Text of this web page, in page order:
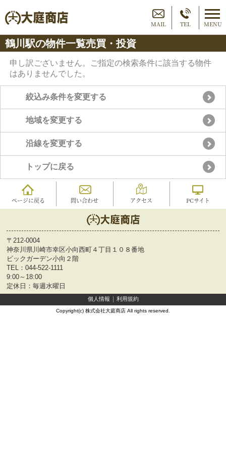
MAIL TEL MENU
鶴川駅の物件一覧売買・投資
申し訳ございません。ご指定の検索条件に該当する物件
はありませんでした。
絞込み条件を変更する
地域を変更する
沿線を変更する
トップに戻る
ページに戻る 問い合わせ アクセス PCサイト
〒212-0004
神奈川県川崎市幸区小向西町４丁目１０８番地
ビックガーデン小向２階
TEL： 044-522-1111
9:00～18:00
定休日：毎週水曜日
個人情報 利用規約
Copyright(c) 株式会社大庭商店 All rights reserved.